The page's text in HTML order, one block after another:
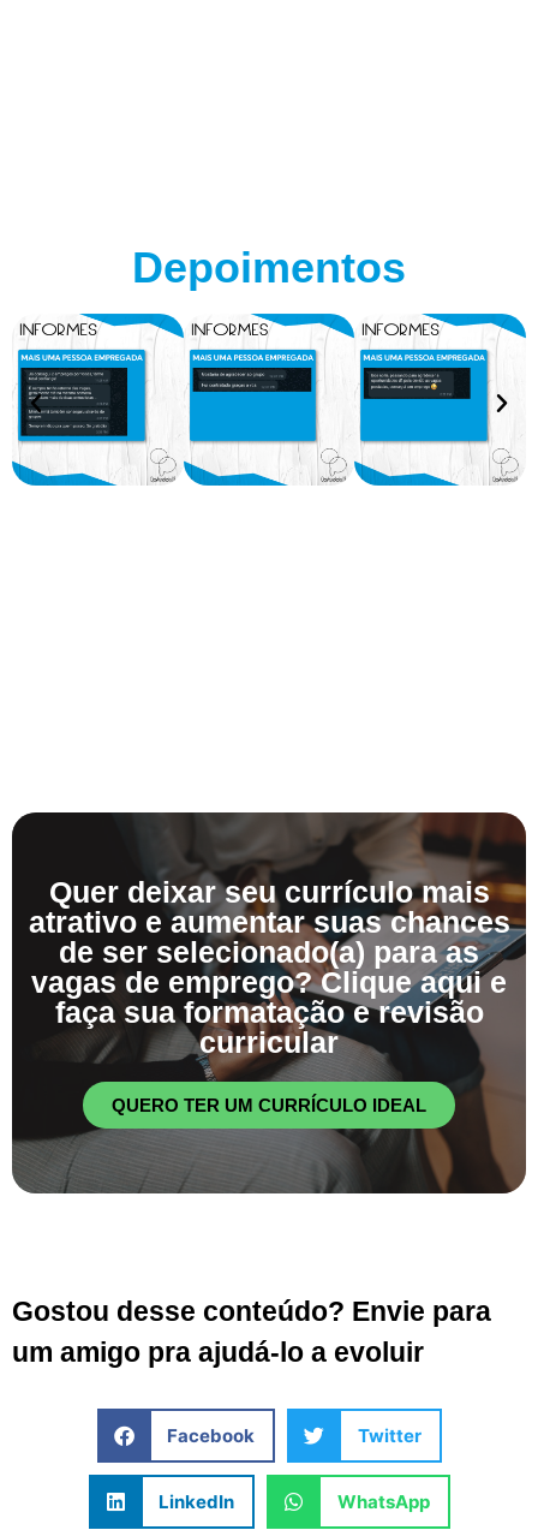
Depoimentos
Quer deixar seu currículo mais
atrativo e aumentar suas chances
de ser selecionado(a) para as
vagas de emprego? Clique aqui e
faça sua formatação e revisão
curricular
QUERO TER UM CURRÍCULO IDEAL
Gostou desse conteúdo? Envie para
um amigo pra ajudá-lo a evoluir
Facebook Twitter
LinkedIn WhatsApp